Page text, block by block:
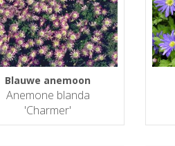
Blauwe anemoon
Anemone blanda
'Charmer'